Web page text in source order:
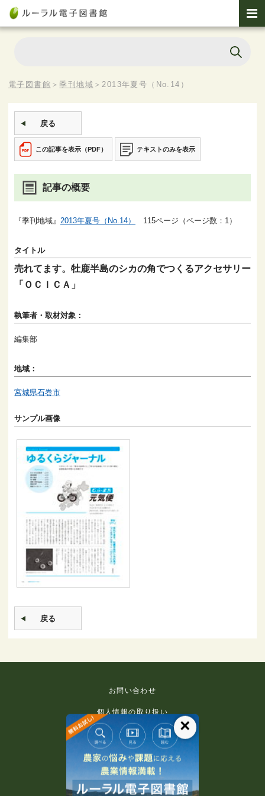
電子図書館 ＞季刊地域 ＞2013年夏号（No.14）
戻る
この記事を表示（PDF） テキストのみを表示
記事の概要
『季刊地域』 2013年夏号（No.14） 115ページ（ページ数：1）
タイトル
売れてます。牡鹿半島のシカの角でつくるアクセサリー
「ＯＣＩＣＡ」
執筆者・取材対象：
編集部
地域：
宮城県石巻市
サンプル画像
戻る
お問い合わせ
個人情報の取り扱い
免責事項
利用規約
推奨環境
×